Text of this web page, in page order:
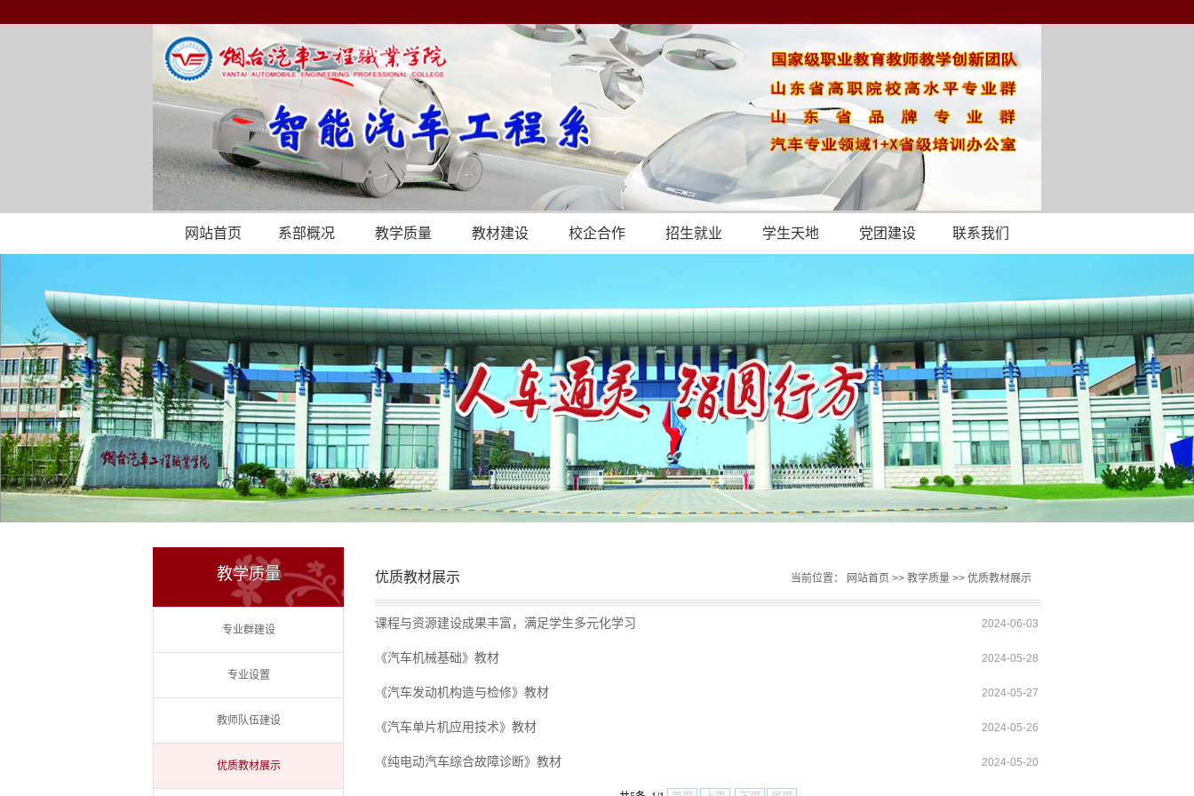
网站首页 系部概况 教学质量 教材建设 校企合作 招生就业 学生天地 党团建设 联系我们
教学质量
专业群建设
专业设置
教师队伍建设
优质教材展示
优质教材展示 当前位置： 网站首页 >> 教学质量 >> 优质教材展示
课程与资源建设成果丰富，满足学生多元化学习 2024-06-03
《汽车机械基础》教材 2024-05-28
《汽车发动机构造与检修》教材 2024-05-27
《汽车单片机应用技术》教材 2024-05-26
《纯电动汽车综合故障诊断》教材 2024-05-20